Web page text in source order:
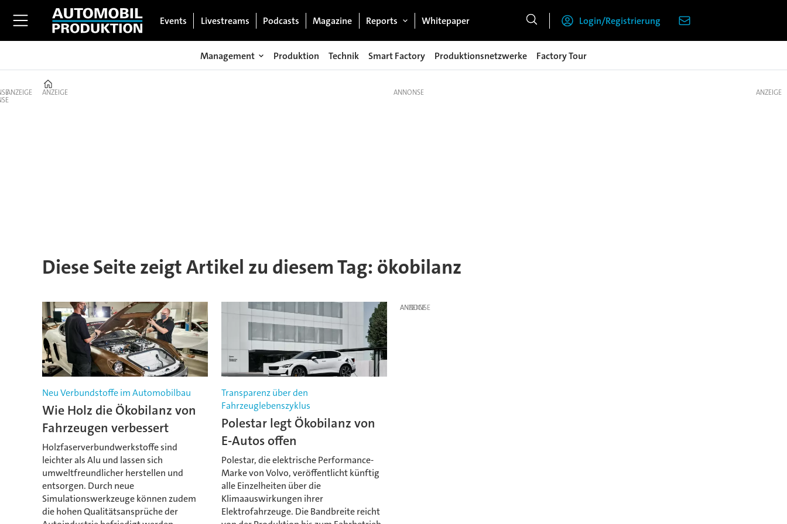
Events Livestreams Podcasts Magazine Reports Whitepaper Login/Registrierung
Management Produktion Technik Smart Factory Produktionsnetzwerke Factory Tour
ANZEIGE ANZEIGE
Diese Seite zeigt Artikel zu diesem Tag: ökobilanz
Neu Verbundstoffe im Automobilbau
Wie Holz die Ökobilanz von
Fahrzeugen verbessert
Holzfaserverbundwerkstoffe sind
leichter als Alu und lassen sich
umweltfreundlicher herstellen und
entsorgen. Durch neue
Simulationswerkzeuge können zudem
die hohen Qualitätsansprüche der
Transparenz über den
Fahrzeuglebenszyklus
Polestar legt Ökobilanz von
E-Autos offen
Polestar, die elektrische Performance-
Marke von Volvo, veröffentlicht künftig
alle Einzelheiten über die
Klimaauswirkungen ihrer
Elektrofahrzeuge. Die Bandbreite reicht
ANZEIGE
ANZEIGE